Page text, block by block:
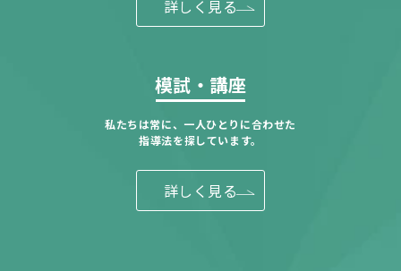
詳しく見る
模試・講座
私たちは常に、一人ひとりに合わせた
指導法を探しています。
詳しく見る